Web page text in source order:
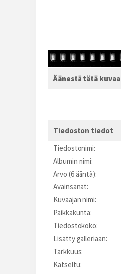
Äänestä tätä kuvaa
Tiedoston tiedot
Tiedostonimi:
Albumin nimi:
Arvo (6 ääntä):
Avainsanat:
Kuvaajan nimi:
Paikkakunta:
Tiedostokoko:
Lisätty galleriaan:
Tarkkuus:
Katseltu: